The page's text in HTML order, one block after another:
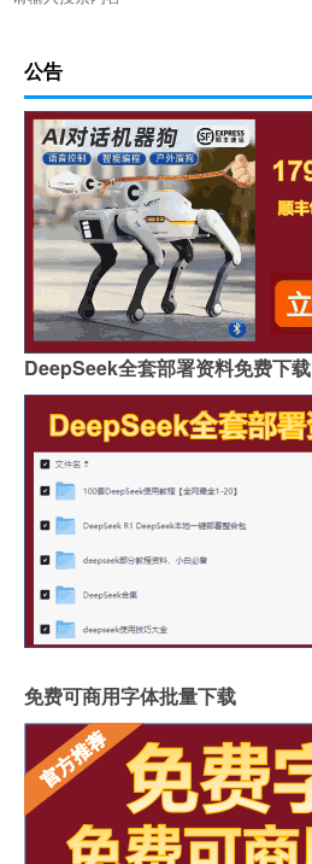
公告
DeepSeek全套部署资料免费下载
免费可商用字体批量下载